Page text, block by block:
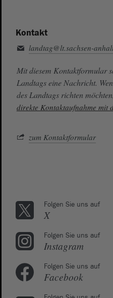
Kontakt
landtag@lt.sachsen-
Mit diesem Kontaktformular
Landtags eine Nachricht.
des Landtags richten
direkte Kontaktaufnahme mit
zum Kontaktformular
Folgen Sie uns auf
X
Folgen Sie uns auf
Instagram
Folgen Sie uns auf
Facebook